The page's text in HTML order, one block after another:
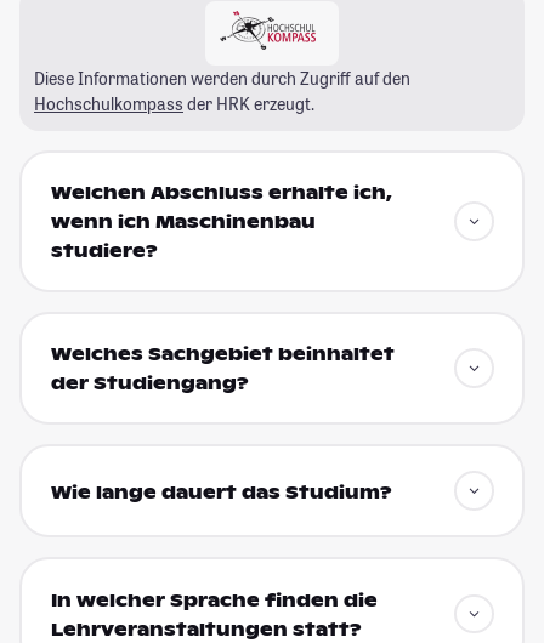
Diese Informationen werden durch Zugriff auf den
Hochschulkompass der HRK erzeugt.
Welchen Abschluss erhalte ich,
wenn ich Maschinenbau
studiere?
Welches Sachgebiet beinhaltet
der Studiengang?
Wie lange dauert das Studium?
In welcher Sprache finden die
Lehrveranstaltungen statt?